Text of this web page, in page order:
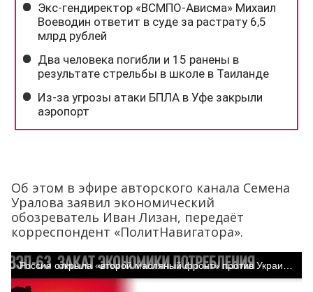
Об этом в эфире авторского канала Семена
Уралова заявил экономический
обозреватель Иван Лизан, передаёт
корреспондент «ПолитНавигатора».